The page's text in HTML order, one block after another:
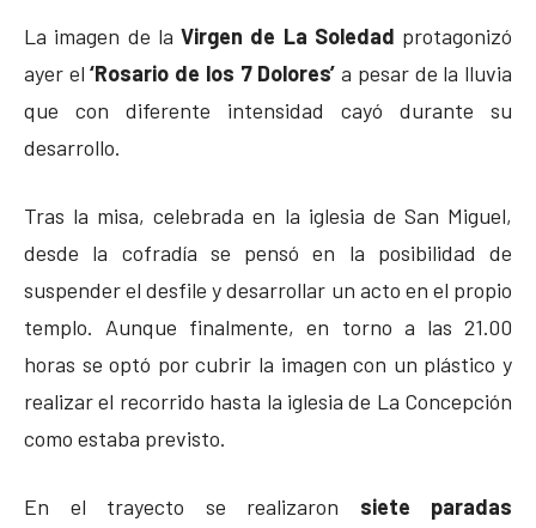
La imagen de la Virgen de La Soledad protagonizó
ayer el ‘Rosario de los 7 Dolores’ a pesar de la lluvia
que con diferente intensidad cayó durante su
desarrollo.
Tras la misa, celebrada en la iglesia de San Miguel,
desde la cofradía se pensó en la posibilidad de
suspender el desfile y desarrollar un acto en el propio
templo. Aunque finalmente, en torno a las 21.00
horas se optó por cubrir la imagen con un plástico y
realizar el recorrido hasta la iglesia de La Concepción
como estaba previsto.
En el trayecto se realizaron siete paradas